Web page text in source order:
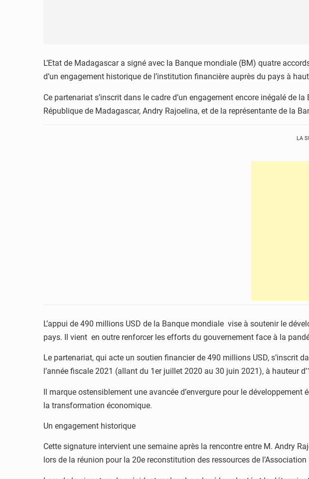
L’Etat de Madagascar a signé avec la Banque mondiale (BM) quatre
d’un engagement historique de l’institution financière auprès du pays à
Ce partenariat s’inscrit dans le cadre d’un engagement encore inégalé de
République de Madagascar, Andry Rajoelina, et de la représentante de la
LA
L’appui de 490 millions USD de la Banque mondiale vise à soutenir le
pays. Il vient en outre renforcer les efforts du gouvernement face à la
Le partenariat, qui acte un soutien financier de 490 millions USD, s’inscrit
l’année fiscale 2021 (allant du 1er juillet 2020 au 30 juin 2021), à hauteur
Il marque ostensiblement une avancée d’envergure pour le développement
la transformation économique.
Un engagement historique
Cette signature intervient une semaine après la rencontre entre M. Andry
lors de la réunion pour la 20e reconstitution des ressources de